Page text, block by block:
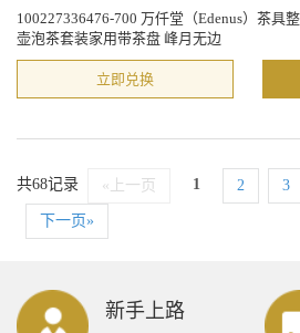
100227336476-700 万仟堂（Edenus）茶具
壶泡茶套装家用带茶盘 峰月无边
立即兑换
共68记录 «上一页 1 2 3
下一页»
新手上路